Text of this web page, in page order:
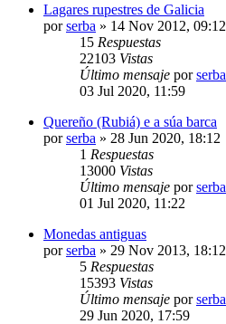
Lagares rupestres de Galicia
porserba » 14 Nov 2012, 09:12
15 Respuestas
22103 Vistas
Último mensaje porserba
03 Jul 2020, 11:59
Quereño (Rubiá) e a súa barca
porserba » 28 Jun 2020, 18:12
1 Respuestas
13000 Vistas
Último mensaje porserba
01 Jul 2020, 11:22
Monedas antiguas
porserba » 29 Nov 2013, 18:12
5 Respuestas
15393 Vistas
Último mensaje porserba
29 Jun 2020, 17:59